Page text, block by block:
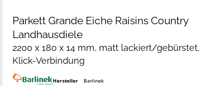
Parkett Grande Eiche Raisins Country
Landhausdiele
2200 x 180 x 14 mm, matt lackiert/gebürstet,
Klick-Verbindung
Hersteller
Barlinek